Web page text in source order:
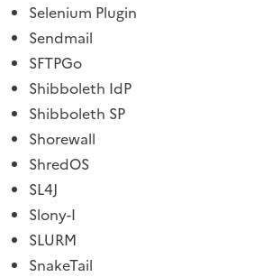
Selenium Plugin
Sendmail
SFTPGo
Shibboleth IdP
Shibboleth SP
Shorewall
ShredOS
SL4J
Slony-I
SLURM
SnakeTail